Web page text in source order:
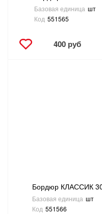
Базовая единица шт
Код 551565
400 руб
Бордюр КЛАССИК
Базовая единица шт
Код 551566